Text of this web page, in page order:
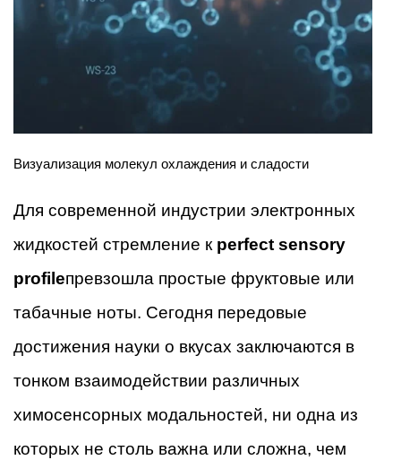
Визуализация молекул охлаждения и сладости
Для современной индустрии электронных
жидкостей стремление к perfect sensory
profileпревзошла простые фруктовые или
табачные ноты. Сегодня передовые
достижения науки о вкусах заключаются в
тонком взаимодействии различных
химосенсорных модальностей, ни одна из
которых не столь важна или сложна, чем